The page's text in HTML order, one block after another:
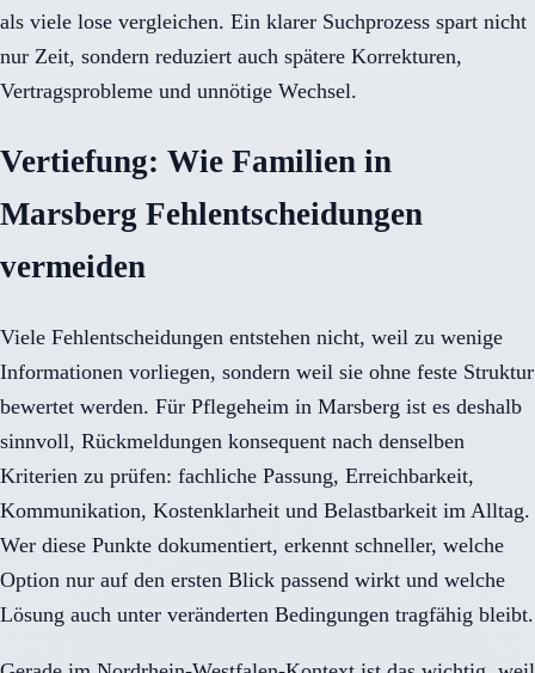
als viele lose vergleichen. Ein klarer Suchprozess spart nicht
nur Zeit, sondern reduziert auch spätere Korrekturen,
Vertragsprobleme und unnötige Wechsel.
Vertiefung: Wie Familien in
Marsberg Fehlentscheidungen
vermeiden
Viele Fehlentscheidungen entstehen nicht, weil zu wenige
Informationen vorliegen, sondern weil sie ohne feste Struktur
bewertet werden. Für Pflegeheim in Marsberg ist es deshalb
sinnvoll, Rückmeldungen konsequent nach denselben
Kriterien zu prüfen: fachliche Passung, Erreichbarkeit,
Kommunikation, Kostenklarheit und Belastbarkeit im Alltag.
Wer diese Punkte dokumentiert, erkennt schneller, welche
Option nur auf den ersten Blick passend wirkt und welche
Lösung auch unter veränderten Bedingungen tragfähig bleibt.